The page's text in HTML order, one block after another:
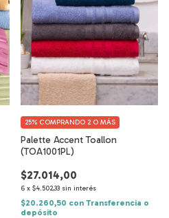
Palette Accent Toallon
(TOA1001PL)
$27.014,00
6 x $4.502,33 sin interés
25% COMPRANDO 2 O MÁS
$20.260,50 con Transferencia o
depósito